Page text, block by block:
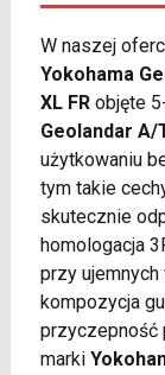
W naszej
Yokohama
XL FRobjęte
Geolandar A/
użytkowaniu
tym takie
skutecznie
homologacja
przy
kompozycja
przyczepność
marki